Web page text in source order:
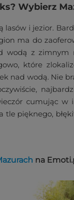
Wybierz
lasów i jezior.
ma do
wodą z zimnym
które
nad wodą. Nie
cumując w
pięknego,
na